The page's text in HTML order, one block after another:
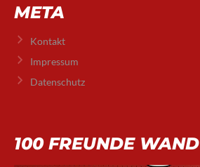
META
Kontakt
Impressum
Datenschutz
100 FREUNDE WAND